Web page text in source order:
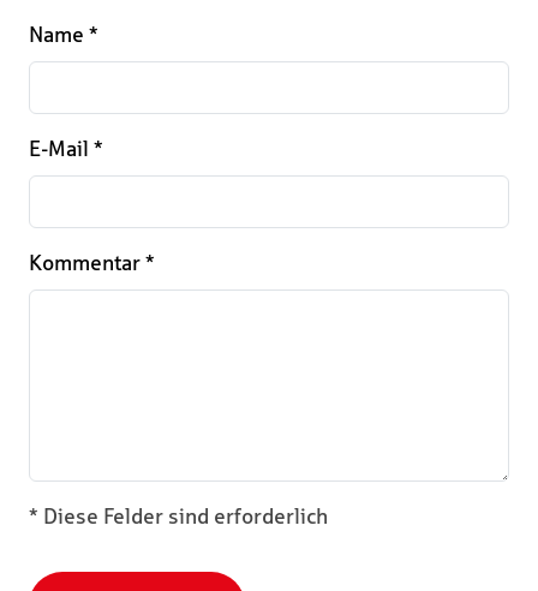
Name *
E-Mail *
Kommentar *
* Diese Felder sind erforderlich